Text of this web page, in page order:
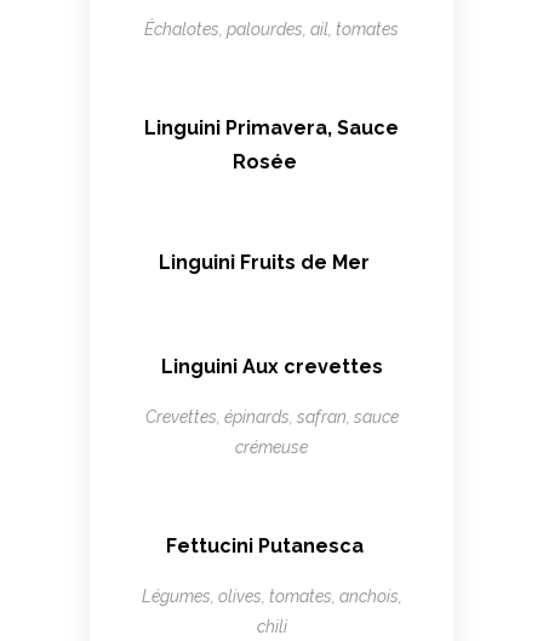
Échalotes, palourdes, ail, tomates
Linguini Primavera, Sauce
Rosée
Linguini Fruits de Mer
Linguini Aux crevettes
Crevettes, épinards, safran, sauce
crémeuse
Fettucini Putanesca
Légumes, olives, tomates, anchois,
chili